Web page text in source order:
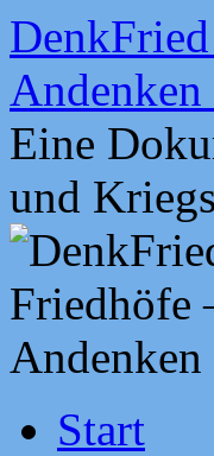
Zum
Inhalt
springen
Andenken
Eine
und
Start